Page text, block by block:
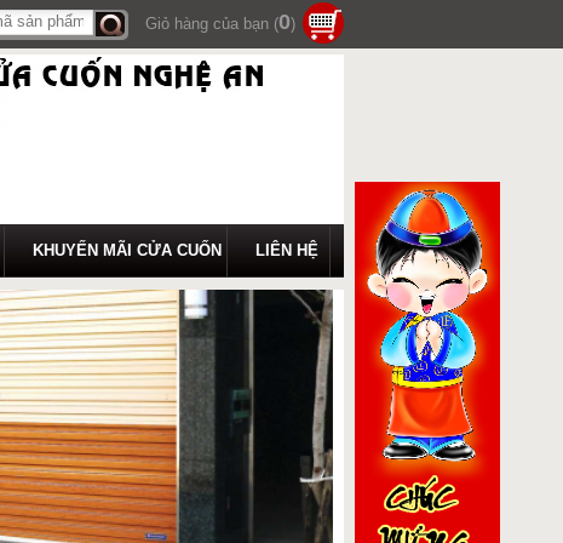
Tìm
Giỏ hàng của bạn (0)
KHUYẾN MÃI CỬA CUỐN LIÊN HỆ